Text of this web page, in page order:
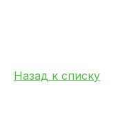
Назад к списку